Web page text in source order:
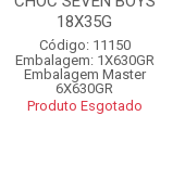
18X35G
Código: 11150
Embalagem: 1X630GR
Embalagem Master
6X630GR
Produto Esgotado